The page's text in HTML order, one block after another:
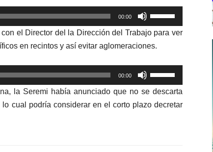
00:00
las
teclas
de
arriba/abajo
para
aumentar
el Director del la Dirección del Trabajo para ver
en recintos y así evitar aglomeraciones.
00:00
las
teclas
de
la Seremi había anunciado que no se descarta
cual podría considerar en el corto plazo decretar